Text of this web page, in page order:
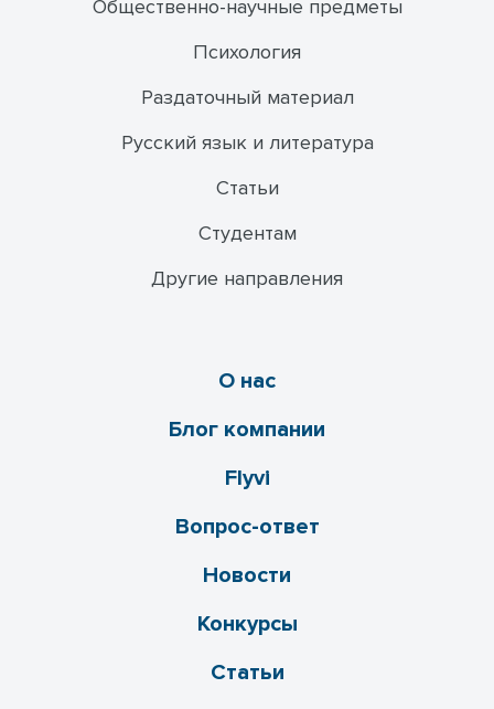
Общественно-научные предметы
Психология
Раздаточный материал
Русский язык и литература
Статьи
Студентам
Другие направления
О нас
Блог компании
Flyvi
Вопрос-ответ
Новости
Конкурсы
Статьи